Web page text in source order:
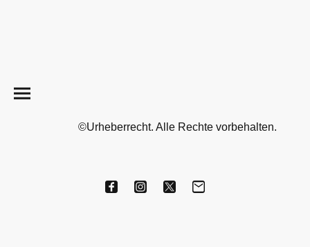
©Urheberrecht. Alle Rechte vorbehalten.